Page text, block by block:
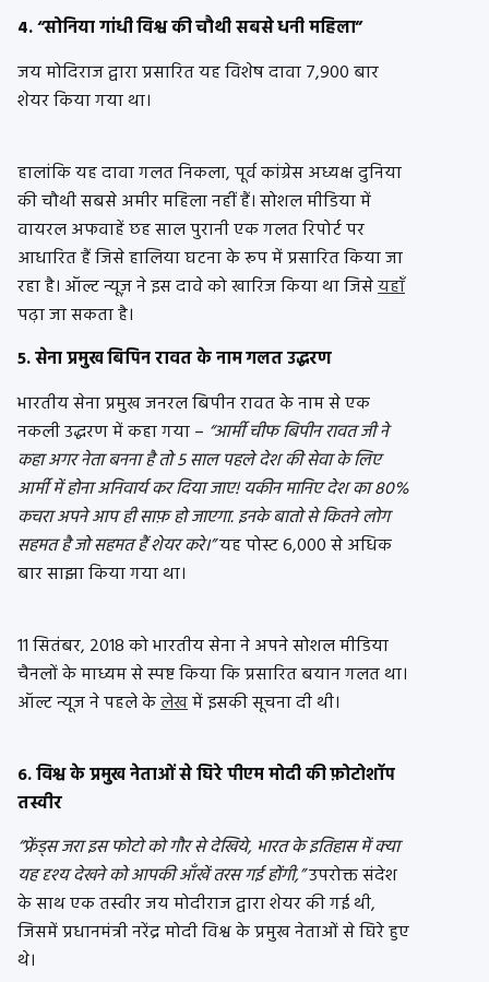
4. “सोनिया गांधी विश्व की चौथी सबसे धनी महिला”
जय मोदिराज द्वारा प्रसारित यह विशेष दावा 7,900 बार
शेयर किया गया था।
हालांकि यह दावा गलत निकला, पूर्व कांग्रेस अध्यक्ष दुनिया
की चौथी सबसे अमीर महिला नहीं हैं। सोशल मीडिया में
वायरल अफवाहें छह साल पुरानी एक गलत रिपोर्ट पर
आधारित हैं जिसे हालिया घटना के रूप में प्रसारित किया जा
रहा है। ऑल्ट न्यूज़ ने इस दावे को खारिज किया था जिसेयहाँ
पढ़ा जा सकता है।
5. सेना प्रमुख बिपिन रावत के नाम गलत उद्धरण
भारतीय सेना प्रमुख जनरल बिपीन रावत के नाम से एक
नकली उद्धरण में कहा गया – “आर्मी चीफ बिपीन रावत जी ने
कहा अगर नेता बनना है तो 5 साल पहले देश की सेवा के लिए
आर्मी में होना अनिवार्य कर दिया जाए! यकीन मानिए देश का 80%
कचरा अपने आप ही साफ़ हो जाएगा. इनके बातो से कितने लोग
सहमत है जो सहमत हैं शेयर करे।”यह पोस्ट 6,000 से अधिक
बार साझा किया गया था।
11 सितंबर, 2018 को भारतीय सेना ने अपने सोशल मीडिया
चैनलों के माध्यम से स्पष्ट किया कि प्रसारित बयान गलत था।
ऑल्ट न्यूज ने पहले केलेखमें इसकी सूचना दी थी।
6. विश्व के प्रमुख नेताओं से घिरे पीएम मोदी की फ़ोटोशॉप
तस्वीर
“फ्रेंड्स जरा इस फोटो को गौर से देखिये, भारत के इतिहास में क्या
यह दृश्य देखने को आपकी आँखें तरस गई होंगी,”उपरोक्त संदेश
के साथ एक तस्वीर जय मोदीराज द्वारा शेयर की गई थी,
जिसमें प्रधानमंत्री नरेंद्र मोदी विश्व के प्रमुख नेताओं से घिरे हुए
थे।